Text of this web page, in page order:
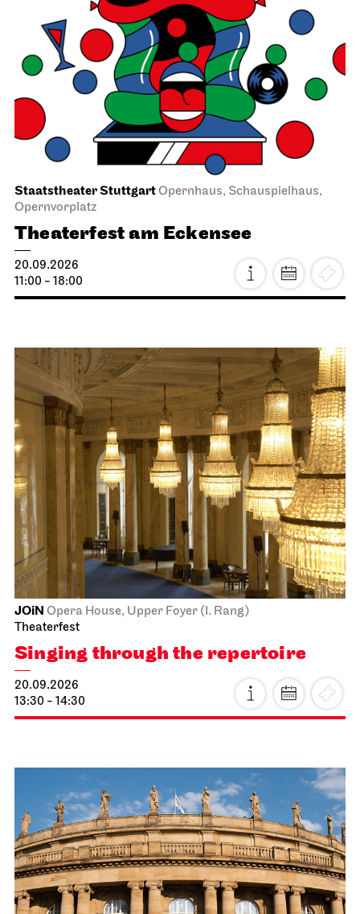
Staatstheater StuttgartOpernhaus, Schauspielhaus,
Opernvorplatz
Theaterfest am Eckensee
20.09.2026
11:00 - 18:00
JOiN Opera House, Upper Foyer (I. Rang)
Theaterfest
Singing through the repertoire
20.09.2026
13:30 - 14:30